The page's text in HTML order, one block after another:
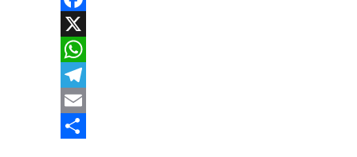
Facebook
X
WhatsApp
Telegram
Email